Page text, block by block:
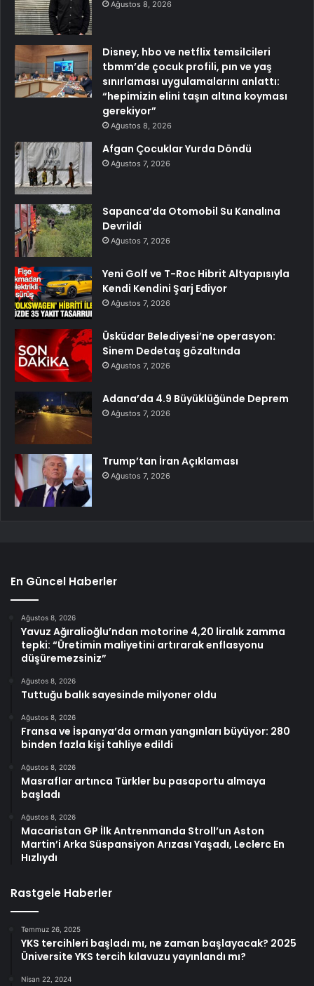
Ağustos 8, 2026
Disney, hbo ve netflix temsilcileri
tbmm’de çocuk profili, pın ve yaş
sınırlaması uygulamalarını anlattı:
“hepimizin elini taşın altına koyması
gerekiyor”
Ağustos 8, 2026
Afgan Çocuklar Yurda Döndü
Ağustos 7, 2026
Sapanca’da Otomobil Su Kanalına
Devrildi
Ağustos 7, 2026
Yeni Golf ve T-Roc Hibrit Altyapısıyla
Kendi Kendini Şarj Ediyor
Ağustos 7, 2026
Üsküdar Belediyesi’ne operasyon:
Sinem Dedetaş gözaltında
Ağustos 7, 2026
Adana’da 4.9 Büyüklüğünde Deprem
Ağustos 7, 2026
Trump’tan İran Açıklaması
Ağustos 7, 2026
En Güncel Haberler
Ağustos 8, 2026
Yavuz Ağıralioğlu’ndan motorine 4,20 liralık zamma
tepki: “Üretimin maliyetini artırarak enflasyonu
düşüremezsiniz”
Ağustos 8, 2026
Tuttuğu balık sayesinde milyoner oldu
Ağustos 8, 2026
Fransa ve İspanya’da orman yangınları büyüyor: 280
binden fazla kişi tahliye edildi
Ağustos 8, 2026
Masraflar artınca Türkler bu pasaportu almaya
başladı
Ağustos 8, 2026
Macaristan GP İlk Antrenmanda Stroll’un Aston
Martin’i Arka Süspansiyon Arızası Yaşadı, Leclerc En
Hızlıydı
Rastgele Haberler
Temmuz 26, 2025
YKS tercihleri başladı mı, ne zaman başlayacak? 2025
Üniversite YKS tercih kılavuzu yayınlandı mı?
Nisan 22, 2024